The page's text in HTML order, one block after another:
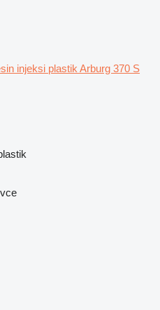
injeksi plastik Arburg 370 S